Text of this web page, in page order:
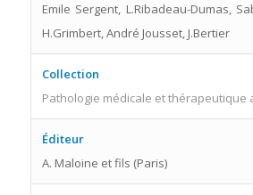
Emile Sergent, L.Ribadeau-Dumas,
H.Grimbert, André Jousset, J.Bertier
Collection
Pathologie médicale et thérapeutique
Éditeur
A. Maloine et fils (Paris)